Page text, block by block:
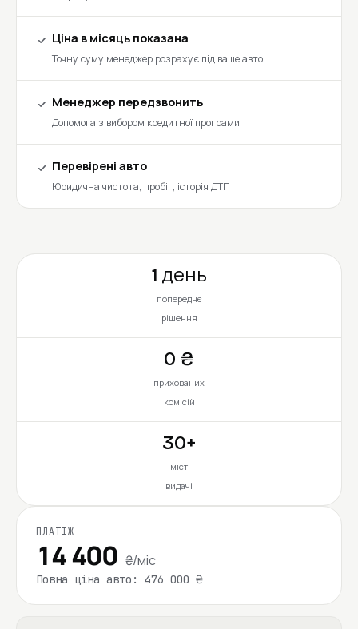
Ціна в місяць показана
Точну суму менеджер розрахує під ваше авто
Менеджер передзвонить
Допомога з вибором кредитної програми
Перевірені авто
Юридична чистота, пробіг, історія ДТП
1 день
попереднє
рішення
0 ₴
прихованих
комісій
30+
міст
видачі
ПЛАТІЖ
14 400 ₴/міс
Повна ціна авто: 476 000 ₴